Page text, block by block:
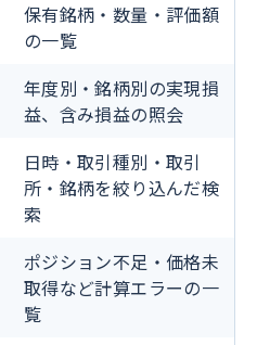
保有銘柄・数量・評価額
の一覧
年度別・銘柄別の実現損
益、含み損益の照会
日時・取引種別・取引
所・銘柄を絞り込んだ検
索
ポジション不足・価格未
取得など計算エラーの一
覧